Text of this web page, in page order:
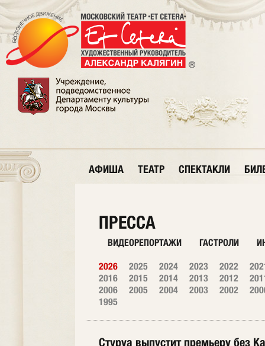
АФИША ТЕАТР СПЕКТАКЛИ
ПРЕССА
ВИДЕОРЕПОРТАЖИ ГАСТРОЛИ
2026 2025 2024 2023 2022
2016
2015 2014 2013 2012
2006
2005 2004 2003 2002
1995
Стуруа выпустит премьеру без